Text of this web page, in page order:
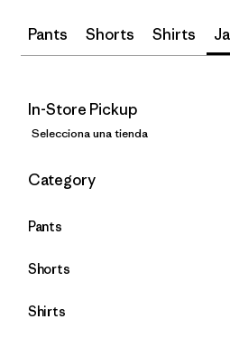
Pants Shorts Shirts
In-Store Pickup
Selecciona una tienda
Filtrar por
Category
Pants
Shorts
Shirts